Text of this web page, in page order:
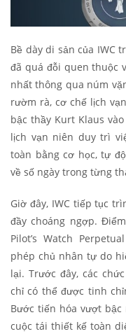
Bề dày di sản của IWC
đã quá đỗi quen thuộc
nhất thông qua núm
rườm rà, cơ chế lịch
bậc thầy Kurt Klaus
lịch vạn niên duy trì
toàn bằng cơ học, tự
về số ngày trong từng
Giờ đây, IWC tiếp tục
đầy choáng ngợp.
Pilot’s Watch
phép chủ nhân tự do
lại. Trước đây, các
chỉ có thể được tinh
Bước tiến hóa vượt
cuộc tái thiết kế toàn